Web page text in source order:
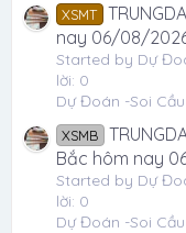
XSMT
nay 06/08/
Started by Dự
lời: 0
Dự Đoán -Soi Cầu
XSMB
Bắc hôm nay
Started by Dự
lời: 0
Dự Đoán -Soi Cầu